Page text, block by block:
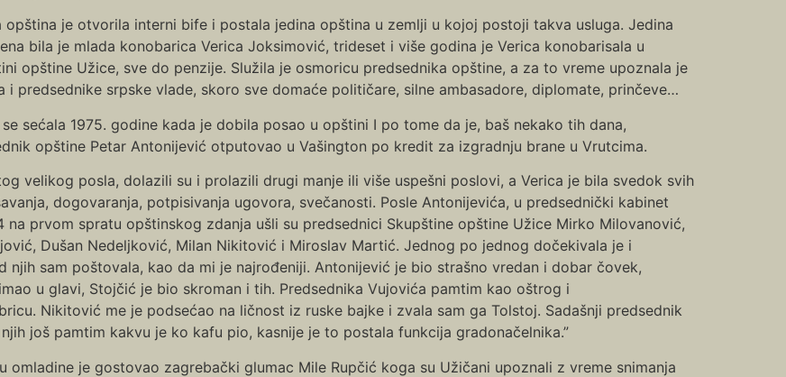
opština je otvorila interni bife i postala jedina opština u zemlji u kojoj postoji takva usluga. Jedina
bila je mlada konobarica Verica Joksimović, trideset i više godina je Verica konobarisala u
opštine Užice, sve do penzije. Služila je osmoricu predsednika opštine, a za to vreme upoznala je
i predsednike srpske vlade, skoro sve domaće političare, silne ambasadore, diplomate, prinčeve…
sećala 1975. godine kada je dobila posao u opštini I po tome da je, baš nekako tih dana,
opštine Petar Antonijević otputovao u Vašington po kredit za izgradnju brane u Vrutcima.
velikog posla, dolazili su i prolazili drugi manje ili više uspešni poslovi, a Verica je bila svedok svih
dogovaranja, potpisivanja ugovora, svečanosti. Posle Antonijevića, u predsednički kabinet
na prvom spratu opštinskog zdanja ušli su predsednici Skupštine opštine Užice Mirko Milovanović,
Dušan Nedeljković, Milan Nikitović i Miroslav Martić. Jednog po jednog dočekivala je i
njih sam poštovala, kao da mi je najrođeniji. Antonijević je bio strašno vredan i dobar čovek,
u glavi, Stojčić je bio skroman i tih. Predsednika Vujovića pamtim kao oštrog i
Nikitović me je podsećao na ličnost iz ruske bajke i zvala sam ga Tolstoj. Sadašnji predsednik
još pamtim kakvu je ko kafu pio, kasnije je to postala funkcija gradonačelnika.”
omladine je gostovao zagrebački glumac Mile Rupčić koga su Užičani upoznali z vreme snimanja